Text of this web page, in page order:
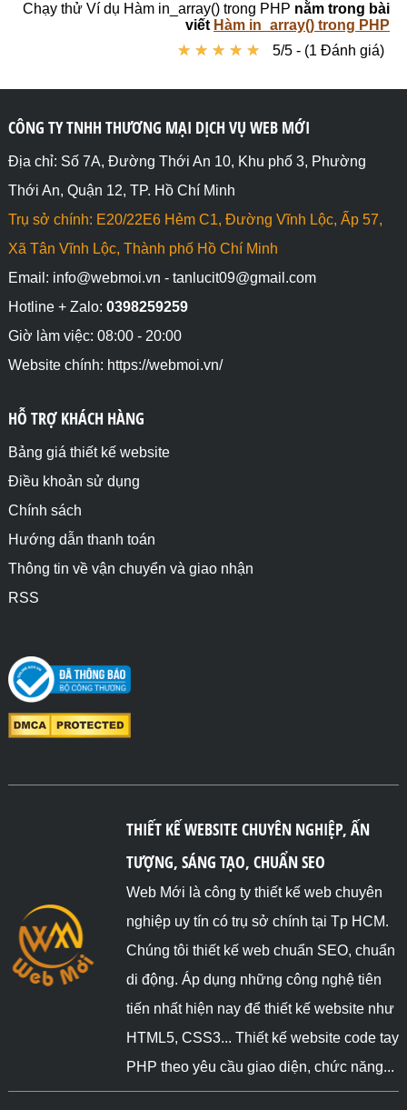
Chạy thử Ví dụ Hàm in_array() trong PHP nằm trong bài
viết Hàm in_array() trong PHP
★ ★ ★ ★ ★
★ ★ ★ ★ ★ 5/5 - (1 Đánh giá)
CÔNG TY TNHH THƯƠNG MẠI DỊCH VỤ WEB MỚI
Địa chỉ: Số 7A, Đường Thới An 10, Khu phố 3, Phường
Thới An, Quận 12, TP. Hồ Chí Minh
Trụ sở chính: E20/22E6 Hẻm C1, Đường Vĩnh Lộc, Ấp 57,
Xã Tân Vĩnh Lộc, Thành phố Hồ Chí Minh
Email: info@webmoi.vn - tanlucit09@gmail.com
Hotline + Zalo: 0398259259
Giờ làm việc: 08:00 - 20:00
Website chính: https://webmoi.vn/
HỖ TRỢ KHÁCH HÀNG
Bảng giá thiết kế website
Điều khoản sử dụng
Chính sách
Hướng dẫn thanh toán
Thông tin về vận chuyển và giao nhận
RSS
THIẾT KẾ WEBSITE CHUYÊN NGHIỆP, ẤN
TƯỢNG, SÁNG TẠO, CHUẨN SEO
Web Mới là công ty thiết kế web chuyên
nghiệp uy tín có trụ sở chính tại Tp HCM.
Chúng tôi thiết kế web chuẩn SEO, chuẩn
di động. Áp dụng những công nghệ tiên
tiến nhất hiện nay để thiết kế website như
HTML5, CSS3... Thiết kế website code tay
PHP theo yêu cầu giao diện, chức năng...